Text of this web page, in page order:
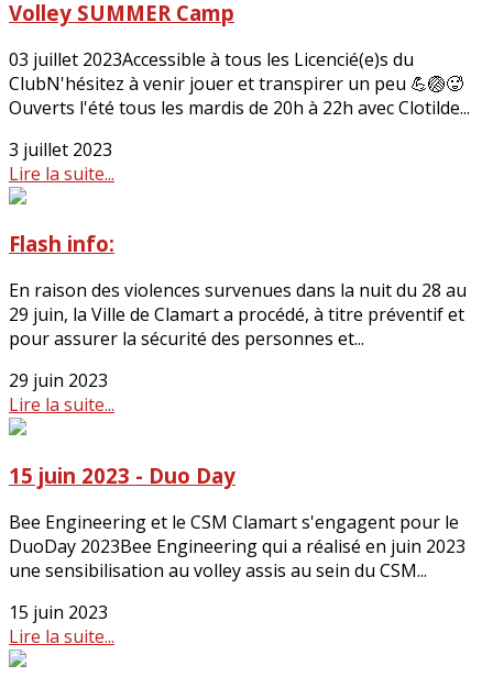
Volley SUMMER Camp
03 juillet 2023Accessible à tous les Licencié(e)s du
ClubN'hésitez à venir jouer et transpirer un peu 💪🏐🥵
Ouverts l'été tous les mardis de 20h à 22h avec Clotilde...
3 juillet 2023
Lire la suite...
Flash info:
En raison des violences survenues dans la nuit du 28 au
29 juin, la Ville de Clamart a procédé, à titre préventif et
pour assurer la sécurité des personnes et...
29 juin 2023
Lire la suite...
15 juin 2023 - Duo Day
Bee Engineering et le CSM Clamart s'engagent pour le
DuoDay 2023Bee Engineering qui a réalisé en juin 2023
une sensibilisation au volley assis au sein du CSM...
15 juin 2023
Lire la suite...